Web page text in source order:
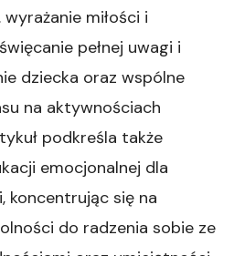
miłości i
pełnej uwagi i
dziecka oraz wspólne
na aktywnościach
podkreśla także
emocjonalnej dla
koncentrując się na
do radzenia sobie ze